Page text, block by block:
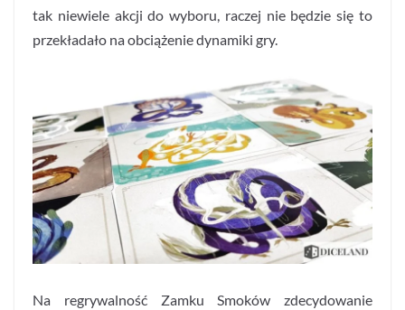
tak niewiele akcji do wyboru, raczej nie będzie się to
przekładało na obciążenie dynamiki gry.
Na regrywalność Zamku Smoków zdecydowanie